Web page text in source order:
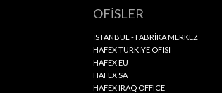
OFİSLER
İSTANBUL - FABRİKA MERKEZ
HAFEX TÜRKİYE OFİSİ
HAFEX EU
HAFEX SA
HAFEX IRAQ OFFICE